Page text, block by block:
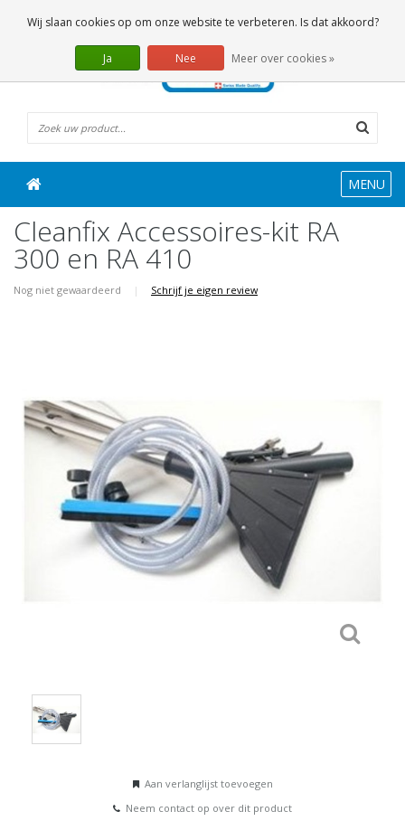
0 Artikelen
MENU
Cleanfix Accessoires-kit RA
300 en RA 410
Nog niet gewaardeerd | Schrijf je eigen review
Aan verlanglijst toevoegen
Neem contact op over dit product
Wij slaan cookies op om onze website te verbeteren. Is dat akkoord?
Ja Nee Meer over cookies »